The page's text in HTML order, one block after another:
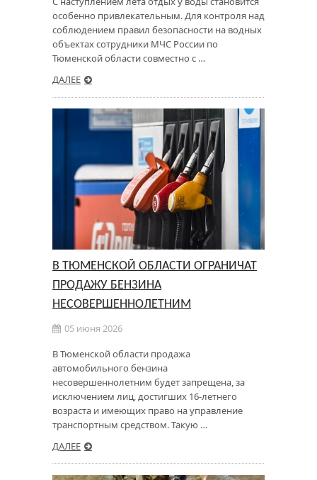
особенно привлекательным. Для контроля над
соблюдением правил безопасности на водных
объектах сотрудники МЧС России по
Тюменской области совместно с …
ДАЛЕЕ
В ТЮМЕНСКОЙ ОБЛАСТИ ОГРАНИЧАТ
ПРОДАЖУ БЕНЗИНА
НЕСОВЕРШЕННОЛЕТНИМ
05 июня 2026
В Тюменской области продажа
автомобильного бензина
несовершеннолетним будет запрещена, за
исключением лиц, достигших 16-летнего
возраста и имеющих право на управление
транспортным средством. Такую …
ДАЛЕЕ